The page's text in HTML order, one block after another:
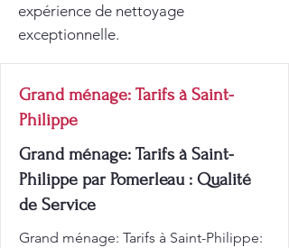
expérience de nettoyage
exceptionnelle.
Grand ménage: Tarifs à Saint-
Philippe
Grand ménage: Tarifs à Saint-
Philippe par Pomerleau : Qualité
de Service
Grand ménage: Tarifs à Saint-Philippe: